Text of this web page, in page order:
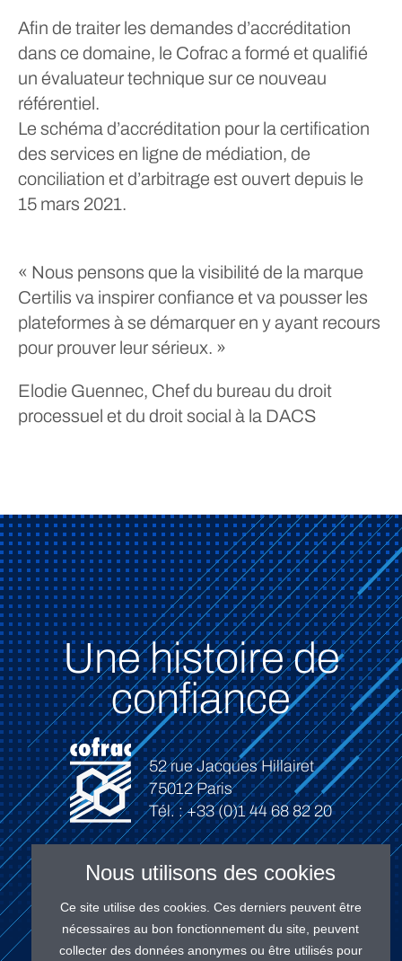
Afin de traiter les demandes d’accréditation
dans ce domaine, le Cofrac a formé et qualifié
un évaluateur technique sur ce nouveau
référentiel.
Le schéma d’accréditation pour la certification
des services en ligne de médiation, de
conciliation et d’arbitrage est ouvert depuis le
15 mars 2021.
« Nous pensons que la visibilité de la marque
Certilis va inspirer confiance et va pousser les
plateformes à se démarquer en y ayant recours
pour prouver leur sérieux. »
Elodie Guennec, Chef du bureau du droit
processuel et du droit social à la DACS
Une histoire de
confiance
52 rue Jacques Hillairet
75012 Paris
Tél. : +33 (0)1 44 68 82 20
Connexion
Nous utilisons des cookies
Ce site utilise des cookies. Ces derniers peuvent être
nécessaires au bon fonctionnement du site, peuvent
collecter des données anonymes ou être utilisés pour